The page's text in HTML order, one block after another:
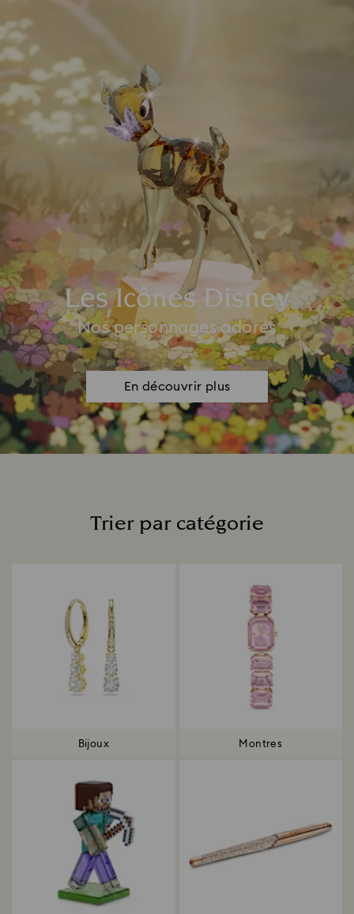
Les Icônes Disney
Nos personnages adorés
En découvrir plus
Trier par catégorie
Bijoux Montres